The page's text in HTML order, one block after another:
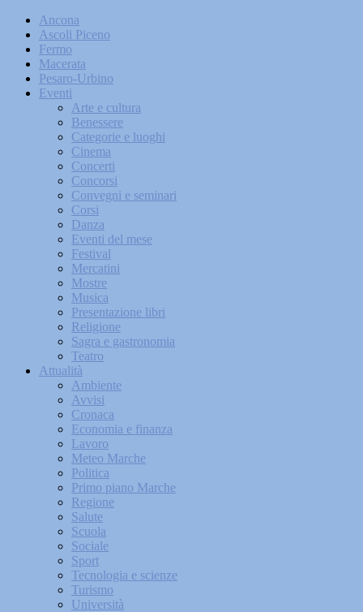
Ancona
Ascoli Piceno
Fermo
Macerata
Pesaro-Urbino
Eventi
Arte e cultura
Benessere
Categorie e luoghi
Cinema
Concerti
Concorsi
Convegni e seminari
Corsi
Danza
Eventi del mese
Festival
Mercatini
Mostre
Musica
Presentazione libri
Religione
Sagra e gastronomia
Teatro
Attualità
Ambiente
Avvisi
Cronaca
Economia e finanza
Lavoro
Meteo Marche
Politica
Primo piano Marche
Regione
Salute
Scuola
Sociale
Sport
Tecnologia e scienze
Turismo
Università